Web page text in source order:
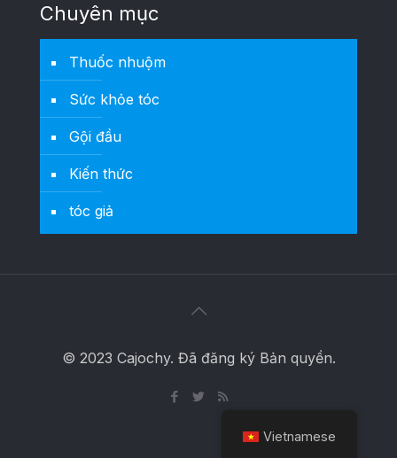
Chuyên mục
Thuốc nhuộm
Sức khỏe tóc
Gội đầu
Kiến thức
tóc giả
© 2023 Cajochy. Đã đăng ký Bản quyền.
Vietnamese